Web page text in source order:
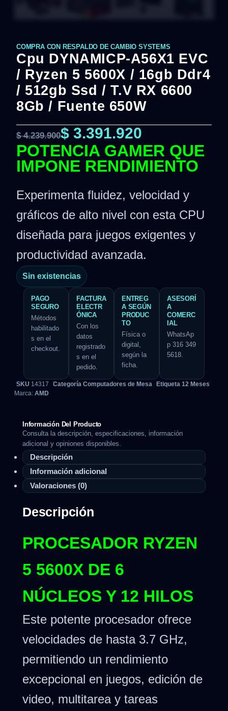
COMPRA CON RESPALDO DE CAMBIO SYSTEMS
Cpu DYNAMICP-A56X1 EVC
/ Ryzen 5 5600X / 16gb Ddr4
/ 512gb Ssd / T.v RX 6600
8Gb / Fuente 650W
$4.239.900$ 3.391.920
POTENCIA GAMER QUE
IMPONE RENDIMIENTO
Experimenta fluidez, velocidad y
gráficos de alto nivel con esta CPU
diseñada para juegos exigentes y
productividad avanzada.
Sin existencias
PAGO
SEGURO
Métodos
habilitado
s en el
checkout.
FACTURA
ELECTR
ÓNICA
Con los
datos
registrado
s en el
pedido.
ENTREG
A SEGÚN
PRODUC
TO
Física o
digital,
según la
ficha.
ASESORÍ
A
COMERC
IAL
WhatsAp
p 316 349
5618.
SKU 14317 Categoría Computadores de Mesa Etiqueta 12 Meses
Marca: AMD
Información Del Producto
Consulta la descripción, especificaciones, información
adicional y opiniones disponibles.
Descripción
Información adicional
Valoraciones (0)
Descripción
PROCESADOR RYZEN
5 5600X DE 6
NÚCLEOS Y 12 HILOS
Este potente procesador ofrece
velocidades de hasta 3.7 GHz,
permitiendo un rendimiento
excepcional en juegos, edición de
video, multitarea y tareas